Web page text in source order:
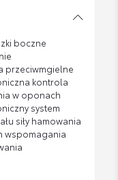
boczne
przeciwmgielne
kontrola
w oponach
system
siły hamowania
wspomagania